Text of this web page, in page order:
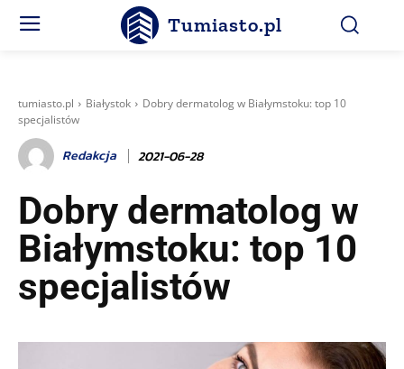
Tumiasto.pl
tumiasto.pl Białystok
Dobry dermatolog w Białymstoku: top 10
specjalistów
Redakcja 2021-06-28
Dobry dermatolog w
Białymstoku: top 10
specjalistów